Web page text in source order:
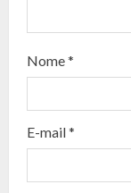
a
d
n
g
Nome*
E-mail*